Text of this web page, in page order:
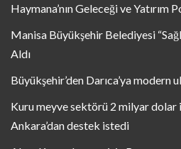
Haymana’nın Geleceği ve Yatırım
Manisa Büyükşehir Belediyesi
Aldı
Büyükşehir’den Darıca’ya modern
Kuru meyve sektörü 2 milyar dolar
Ankara’dan destek istedi